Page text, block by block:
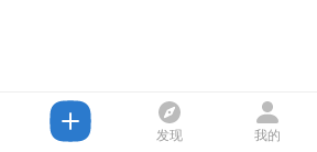
发现 我的